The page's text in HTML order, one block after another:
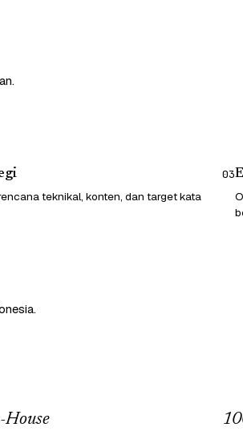
teknikal, konten, dan target kata
03